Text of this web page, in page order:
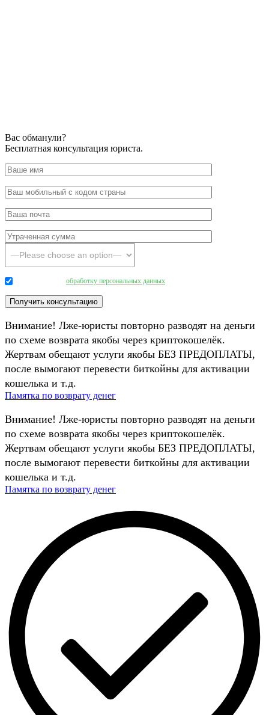
Вас обманули?
Бесплатная консультация юриста.
обработку персональных данных
Внимание! Лже-юристы повторно разводят на деньги
по схеме возврата якобы через криптокошелёк.
Жертвам обещают услуги якобы БЕЗ ПРЕДОПЛАТЫ,
после вымогают перевести биткойны для активации
кошелька и т.д.
Памятка по возврату денег
Внимание! Лже-юристы повторно разводят на деньги
по схеме возврата якобы через криптокошелёк.
Жертвам обещают услуги якобы БЕЗ ПРЕДОПЛАТЫ,
после вымогают перевести биткойны для активации
кошелька и т.д.
Памятка по возврату денег